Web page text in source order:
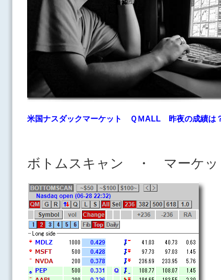
米国ナスダックマーケット ＱＭALL 昨夜の成績は
ボトムスキャン ・ マーケッ